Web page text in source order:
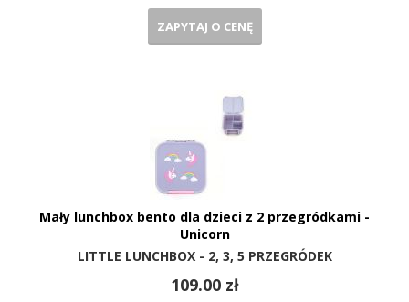
ZAPYTAJ O CENĘ
Mały lunchbox bento dla dzieci z 2 przegródkami -
Unicorn
LITTLE LUNCHBOX - 2, 3, 5 PRZEGRÓDEK
109.00 zł